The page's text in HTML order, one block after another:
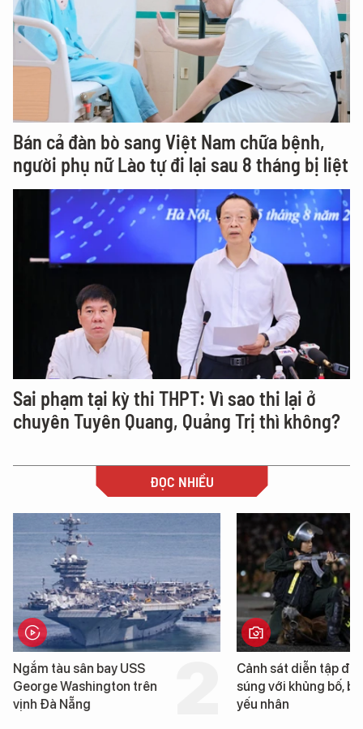
Bán cả đàn bò sang Việt Nam chữa bệnh,
người phụ nữ Lào tự đi lại sau 8 tháng bị liệt
Sai phạm tại kỳ thi THPT: Vì sao thi lại ở
chuyên Tuyên Quang, Quảng Trị thì không?
ĐỌC NHIỀU
Cảnh sát diễn tập đấu
súng với khủng bố, bảo vệ
yếu nhân
Hình ảnh đầu tiên
tàu sân bay USS
Washington vừa